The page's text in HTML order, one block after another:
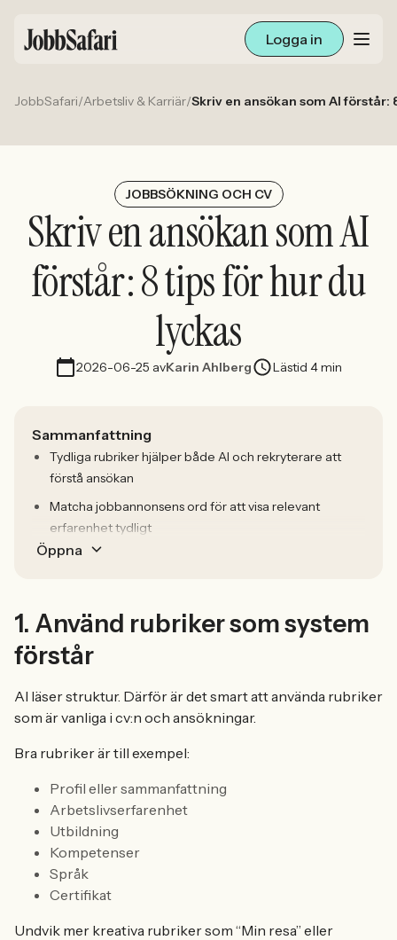
Logga in
Lediga jobb
Arbetsliv och karriär
För arbetsgivare
Skapa annons
Sök med AI
Ny här? Skapa konto
JobbSafari/Arbetsliv & Karriär/Skriv en ansökan som AI förstår:
JOBBSÖKNING OCH CV
Skriv en ansökan som AI
förstår: 8 tips för hur du
lyckas
2026-06-25 avKarin Ahlberg Lästid 4 min
Sammanfattning
Tydliga rubriker hjälper både AI och rekryterare att
förstå ansökan
Matcha jobbannonsens ord för att visa relevant
erfarenhet tydligt
Öppna
1. Använd rubriker som system
förstår
AI läser struktur. Därför är det smart att använda rubriker
som är vanliga i cv:n och ansökningar.
Bra rubriker är till exempel:
Profil eller sammanfattning
Arbetslivserfarenhet
Utbildning
Kompetenser
Språk
Certifikat
Undvik mer kreativa rubriker som “Min resa” eller